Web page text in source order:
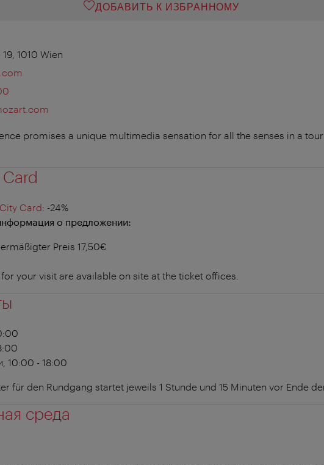
ДОБАВИТЬ К ИЗБРАННОМУ
1010 Wien
promises a unique multimedia sensation for all the senses in a
Card: -24%
о предложении:
Preis 17,50€
your visit are available on site at the ticket offices.
10:00 - 18:00
für den Rundgang startet jeweils 1 Stunde und 15 Minuten vor Ende
среда